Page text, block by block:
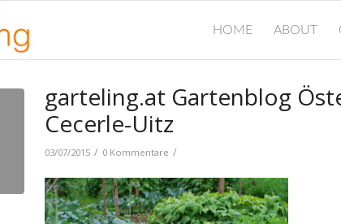
HOME ABOUT
garteling.at Gartenblog
Cecerle-Uitz
03/07/2015 / 0 Kommentare /